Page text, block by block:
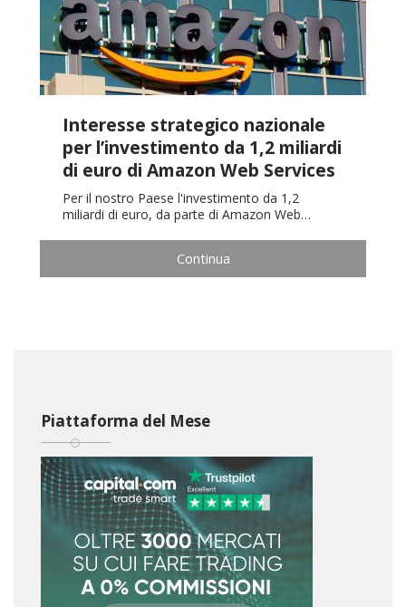
Interesse strategico nazionale
per l’investimento da 1,2 miliardi
di euro di Amazon Web Services
Per il nostro Paese l'investimento da 1,2
miliardi di euro, da parte di Amazon Web…
Continua
Piattaforma del Mese